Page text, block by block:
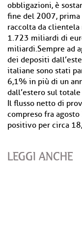
obbligazioni, è
fine del 2007,
raccolta da
1.723 miliardi di
miliardi.Sempre ad
dei depositi
italiane sono stati
6,1% in più di un
dall’estero sul
Il flusso netto di
compreso fra
positivo per circa
LEGGI ANCHE